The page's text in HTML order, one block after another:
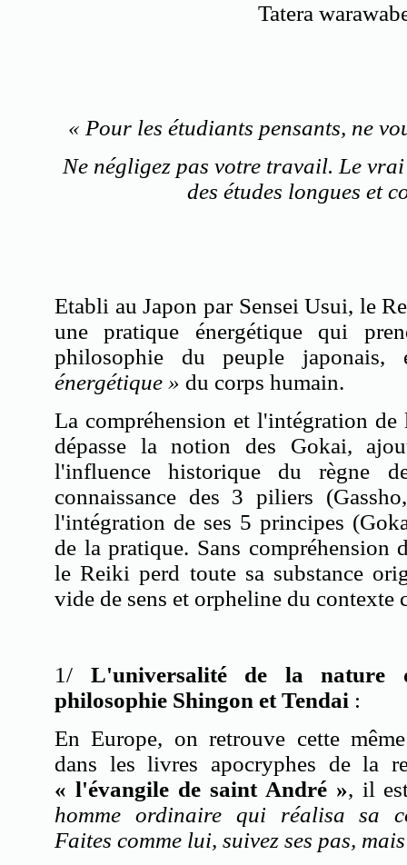
Tatera
« Pour les étudiants pensants, ne
Ne négligez pas votre travail. Le
des études longues et
Etabli au Japon par Sensei Usui, le
une pratique énergétique qui
philosophie du peuple
énergétique » du corps humain.
La compréhension et l'intégration
dépasse la notion des Gokai,
l'influence historique du règne
connaissance des 3 piliers
l'intégration de ses 5 principes
de la pratique. Sans compréhension
le Reiki perd toute sa substance
vide de sens et orpheline du contexte
1/ L'universalité de la nature
philosophie Shingon etTendai :
En Europe, on retrouve cette
dans les livres apocryphes de la
« l'évangile de saint André », il
homme ordinaire qui réalisa sa
Faites comme lui, suivez ses pas,